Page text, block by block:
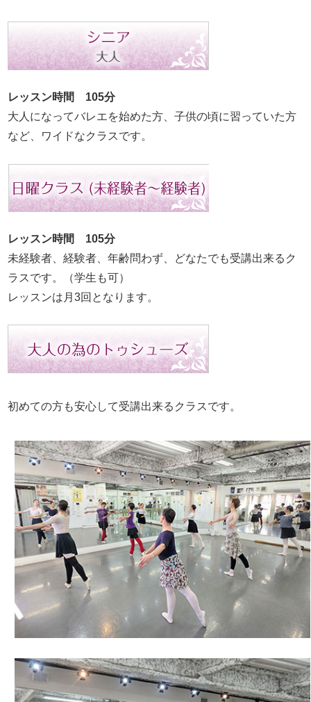
レッスン時間 105分
大人になってバレエを始めた方、子供の頃に習っていた方
など、ワイドなクラスです。
レッスン時間 105分
未経験者、経験者、年齢問わず、どなたでも受講出来るク
ラスです。（学生も可）
レッスンは月3回となります。
初めての方も安心して受講出来るクラスです。